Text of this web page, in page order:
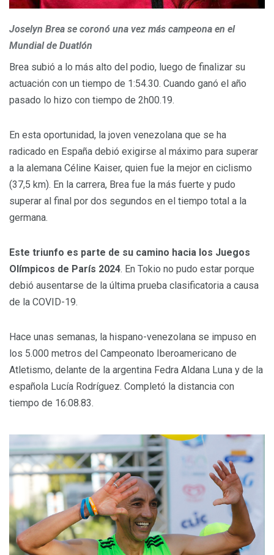
Joselyn Brea se coronó una vez más campeona en el
Mundial de Duatlón
Brea subió a lo más alto del podio, luego de finalizar su
actuación con un tiempo de 1:54.30. Cuando ganó el año
pasado lo hizo con tiempo de 2h00.19.
En esta oportunidad, la joven venezolana que se ha
radicado en España debió exigirse al máximo para superar
a la alemana Céline Kaiser, quien fue la mejor en ciclismo
(37,5 km). En la carrera, Brea fue la más fuerte y pudo
superar al final por dos segundos en el tiempo total a la
germana.
Este triunfo es parte de su camino hacia los Juegos
Olímpicos de París 2024. En Tokio no pudo estar porque
debió ausentarse de la última prueba clasificatoria a causa
de la COVID-19.
Hace unas semanas, la hispano-venezolana se impuso en
los 5.000 metros del Campeonato Iberoamericano de
Atletismo, delante de la argentina Fedra Aldana Luna y de la
española Lucía Rodríguez. Completó la distancia con
tiempo de 16:08.83.